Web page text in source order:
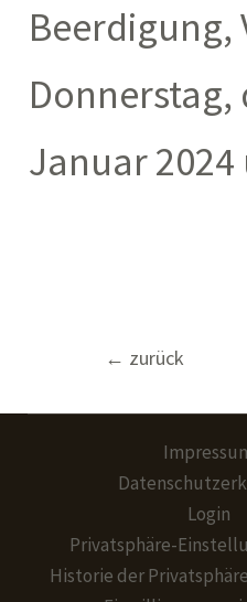
Beerdigung,
Donnerstag,
Januar 2024
Beitragsnavigation
← zurück
Login
Privatsphäre-
Historie der